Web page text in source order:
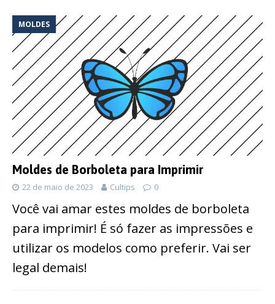
MOLDES
Moldes de Borboleta para Imprimir
22 de maio de 2023 Cultips 0
Você vai amar estes moldes de borboleta
para imprimir! É só fazer as impressões e
utilizar os modelos como preferir. Vai ser
legal demais!